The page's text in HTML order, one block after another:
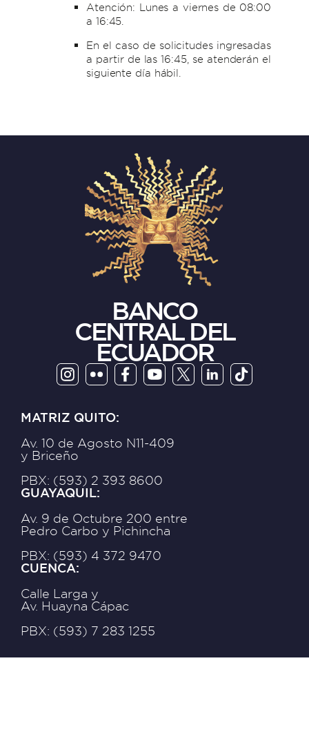
Atención: Lunes a viernes de 08:00
a 16:45.
En el caso de solicitudes ingresadas
a partir de las 16:45, se atenderán el
siguiente día hábil.
BANCO
CENTRAL DEL
ECUADOR
MATRIZ QUITO:
Av. 10 de Agosto N11-409
y Briceño
PBX: (593) 2 393 8600
GUAYAQUIL:
Av. 9 de Octubre 200 entre
Pedro Carbo y Pichincha
PBX: (593) 4 372 9470
CUENCA:
Calle Larga y
Av. Huayna Cápac
PBX: (593) 7 283 1255